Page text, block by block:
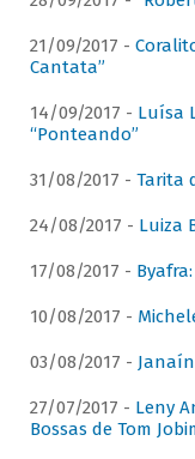
21/09/2017 -
Cantata”
14/09/2017 - Luísa
“Ponteando”
31/08/2017 - Tarita
24/08/2017 - Luiza
17/08/2017 -
10/08/2017 -
03/08/2017 -
27/07/2017 - Leny
Bossas de Tom